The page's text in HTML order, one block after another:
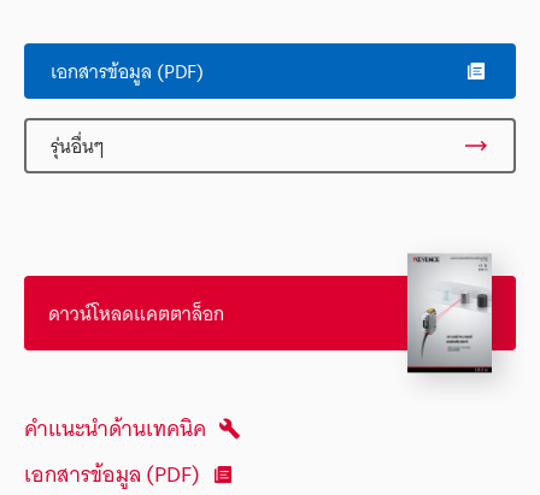
เอกสารข้อมูล (PDF)
รุ่นอื่นๆ
ดาวน์โหลดแคตตาล็อก
คำแนะนำด้านเทคนิค
เอกสารข้อมูล (PDF)